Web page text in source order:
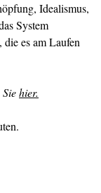
Idealismus,
System
es am Laufen
hier.